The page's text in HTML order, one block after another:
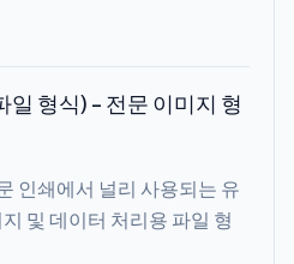
일 형식) - 전문 이미지 형
인쇄에서 널리 사용되는 유
및 데이터 처리용 파일 형